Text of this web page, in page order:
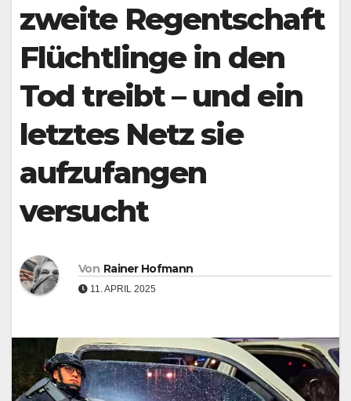
zweite Regentschaft
Flüchtlinge in den
Tod treibt – und ein
letztes Netz sie
aufzufangen
versucht
Von Rainer Hofmann
11. APRIL 2025